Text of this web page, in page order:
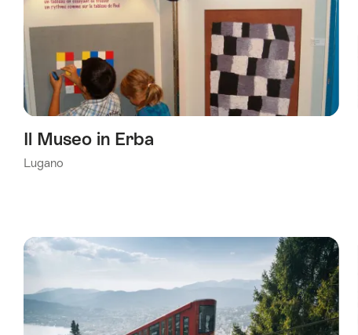
Il Museo in Erba
Lugano